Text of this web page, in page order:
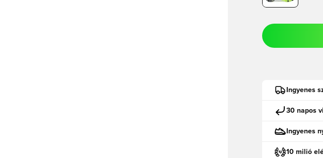
Ingyenes
30 napos
Ingyenes
10 milió